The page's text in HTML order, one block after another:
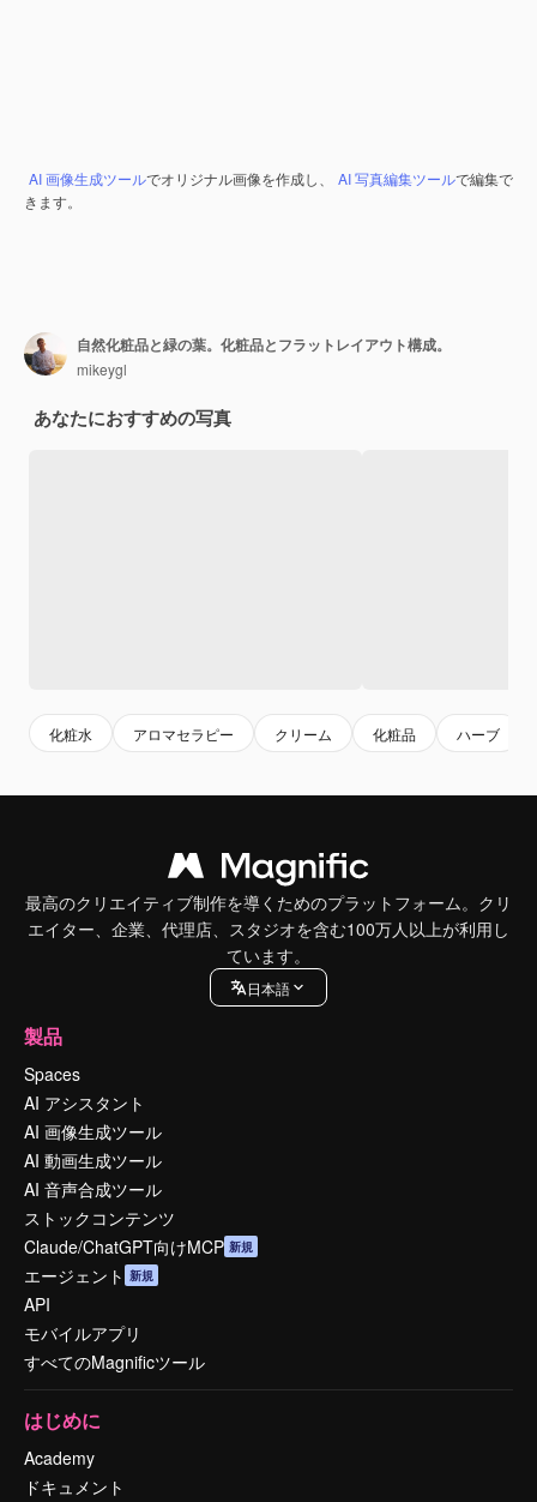
AI 画像生成ツールでオリジナル画像を作成し、 AI 写真編集ツールで編集で
きます。
自然化粧品と緑の葉。化粧品とフラットレイアウト構成。
mikeygl
あなたにおすすめの写真
化粧水 アロマセラピー クリーム 化粧品 ハーブ
最高のクリエイティブ制作を導くためのプラットフォーム。クリ
エイター、企業、代理店、スタジオを含む100万人以上が利用し
ています。
日本語
製品
Spaces
AI アシスタント
AI 画像生成ツール
AI 動画生成ツール
AI 音声合成ツール
ストックコンテンツ
Claude/ChatGPT向けMCP 新規
エージェント 新規
API
モバイルアプリ
すべてのMagnificツール
はじめに
Academy
ドキュメント